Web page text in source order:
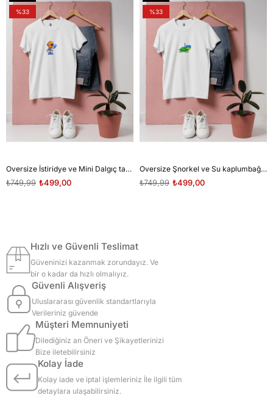
Oversize İstiridye ve Mini Dalgıç tasarım unisex T-shirt
₺499,00
₺749,99
Ürün
%33
Oversize Şnorkel ve Su kaplumbağası tasarım unisex T-shirt
₺499,00
₺749,99
Ürün
%33
Hızlı ve Güvenli Teslimat
Güveninizi kazanmak zorundayız. Ve
bir o kadar da hızlı olmalıyız.
Güvenli Alışveriş
Uluslararası güvenlik standartlarıyla
Verileriniz güvende
Müşteri Memnuniyeti
Dilediğiniz an Öneri ve Şikayetlerinizi
Bize iletebilirsiniz
Kolay İade
Kolay iade ve iptal işlemleriniz İle ilgili tüm
detaylara ulaşabilirsiniz.